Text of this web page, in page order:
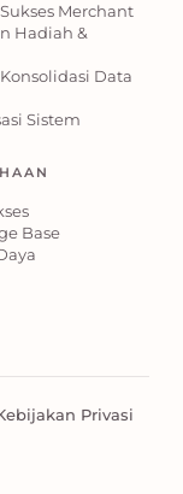
Merchant
Hadiah &
Data
Sistem
Base
Privasi